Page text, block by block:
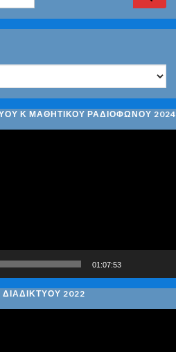
Κ ΜΑΘΗΤΙΚΟΥ ΡΑΔΙΟΦΩΝΟΥ 2024
01:07:53
2022